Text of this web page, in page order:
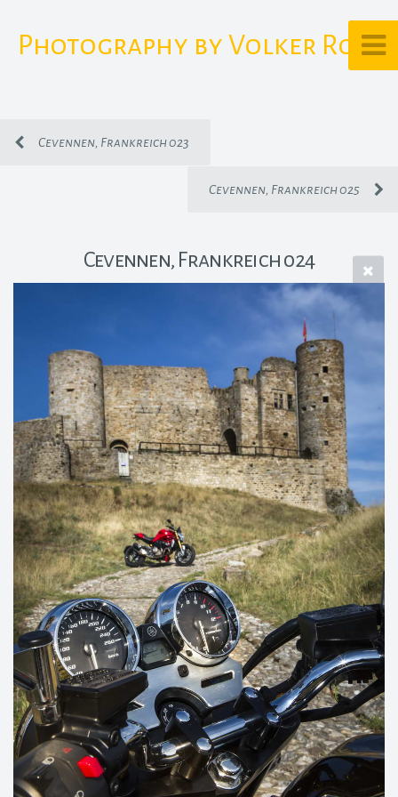
Photography by Volker Rost
Cevennen, Frankreich 023
Cevennen, Frankreich 025
Cevennen, Frankreich 024